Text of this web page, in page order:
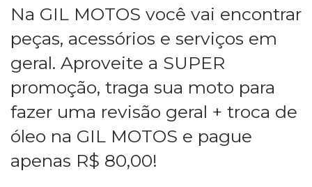
Na GIL MOTOS você vai encontrar
peças, acessórios e serviços em
geral. Aproveite a SUPER
promoção, traga sua moto para
fazer uma revisão geral + troca de
óleo na GIL MOTOS e pague
apenas R$ 80,00!